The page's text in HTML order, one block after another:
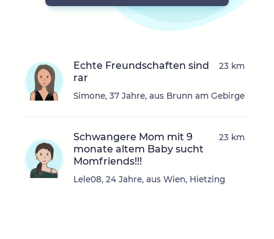
Echte Freundschaften sind
rar
Simone, 37 Jahre, aus Brunn am Gebirge
23 km
Schwangere Mom mit 9
monate altem Baby sucht
Momfriends!!!
Lele08, 24 Jahre, aus Wien, Hietzing
23 km